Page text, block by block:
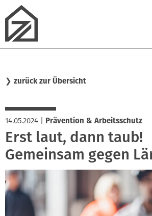
❯ zurück zur Übersicht
14.05.2024 Prävention & Arbeitsschutz
Erst laut, dann taub!
Gemeinsam gegen